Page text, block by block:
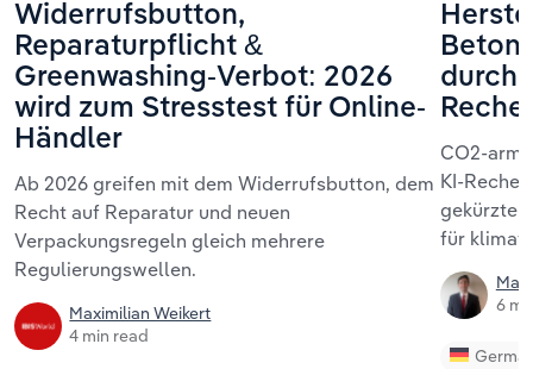
Widerrufsbutton,
Reparaturpflicht &
Greenwashing-Verbot: 2026
wird zum Stresstest für Online-
Händler
Ab 2026 greifen mit dem Widerrufsbutton, dem
Recht auf Reparatur und neuen
Verpackungsregeln gleich mehrere
Regulierungswellen.
Maximilian Weikert
4 min read
Beton
durch
CO2-
KI-
gekürzter
für
6